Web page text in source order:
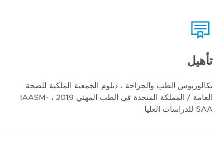
تأهيل
بكالوريوس الطب والجراحة ، دبلوم الجمعية الملكية للصحة
العامة / المملكة المتحدة في الطب المهني 2019 ، IAASM-
SAA للدراسات العليا